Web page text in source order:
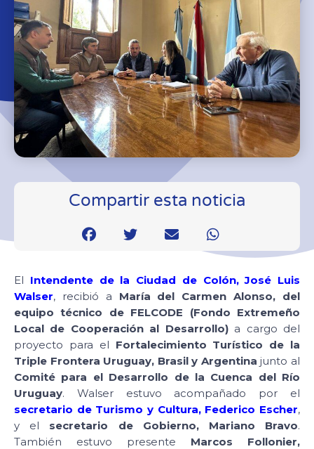
Compartir esta noticia
El Intendente de la Ciudad de Colón, José Luis
Walser, recibió a María del Carmen Alonso, del
equipo técnico de FELCODE (Fondo Extremeño
Local de Cooperación al Desarrollo)a cargo del
proyecto para el Fortalecimiento Turístico de la
Triple Frontera Uruguay, Brasil y Argentina junto al
Comité para el Desarrollo de la Cuenca del Río
Uruguay. Walser estuvo acompañado por el
secretario de Turismo y Cultura, Federico Escher,
y el secretario de Gobierno, Mariano Bravo.
También estuvo presente Marcos Follonier,